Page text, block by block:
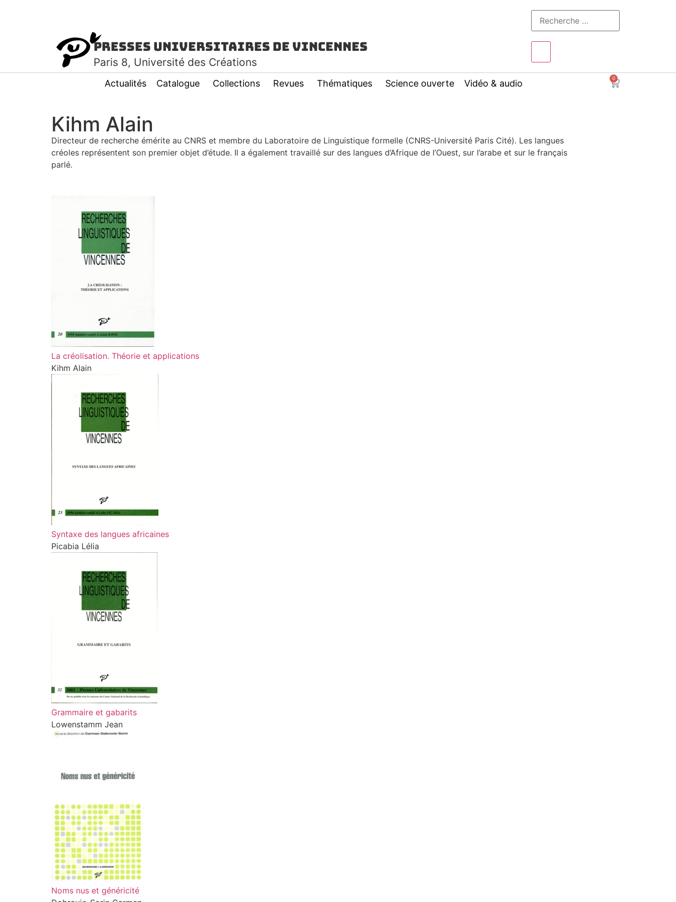
Presses Universitaires de Vincennes
Paris 8, Université des Créations
Actualités Catalogue Collections Revues Thématiques Science ouverte Vidéo & audio 0
Kihm Alain
Directeur de recherche émérite au CNRS et membre du Laboratoire de Linguistique formelle (CNRS-Université Paris Cité). Les langues
créoles représentent son premier objet d’étude. Il a également travaillé sur des langues d’Afrique de l’Ouest, sur l’arabe et sur le français
parlé.
La créolisation. Théorie et applications
Kihm Alain
Syntaxe des langues africaines
Picabia Lélia
Grammaire et gabarits
Lowenstamm Jean
Noms nus et généricité